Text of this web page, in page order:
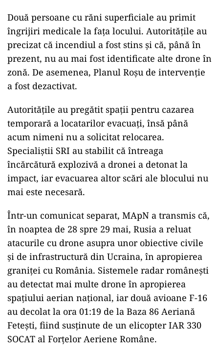
Două persoane cu răni superficiale au primit
îngrijiri medicale la fața locului. Autoritățile au
precizat că incendiul a fost stins și că, până în
prezent, nu au mai fost identificate alte drone în
zonă. De asemenea, Planul Roșu de intervenție
a fost dezactivat.
Autoritățile au pregătit spații pentru cazarea
temporară a locatarilor evacuați, însă până
acum nimeni nu a solicitat relocarea.
Specialiștii SRI au stabilit că întreaga
încărcătură explozivă a dronei a detonat la
impact, iar evacuarea altor scări ale blocului nu
mai este necesară.
Într-un comunicat separat, MApN a transmis că,
în noaptea de 28 spre 29 mai, Rusia a reluat
atacurile cu drone asupra unor obiective civile
și de infrastructură din Ucraina, în apropierea
graniței cu România. Sistemele radar românești
au detectat mai multe drone în apropierea
spațiului aerian național, iar două avioane F-16
au decolat la ora 01:19 de la Baza 86 Aeriană
Fetești, fiind susținute de un elicopter IAR 330
SOCAT al Forțelor Aeriene Române.